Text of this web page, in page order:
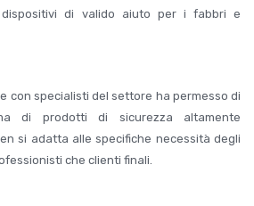
dispositivi di valido aiuto per i fabbri e
con specialisti del settore ha permesso di
di prodotti di sicurezza altamente
si adatta alle specifiche necessità degli
che clienti finali.